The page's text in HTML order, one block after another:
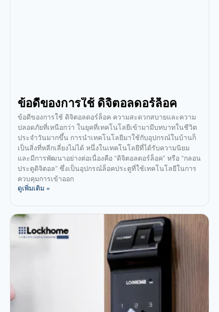
ข้อดีของการใช้ ดิจิตอลดอร์ล็อค
ข้อดีของการใช้ ดิจิตอลดอร์ล็อค ความสะดวกสบายและความ
ปลอดภัยที่เหนือกว่า ในยุคที่เทคโนโลยีเข้ามามีบทบาทในชีวิต
ประจำวันมากขึ้น การนำเทคโนโลยีมาใช้กับอุปกรณ์ในบ้านก็
เป็นสิ่งที่หลีกเลี่ยงไม่ได้ หนึ่งในเทคโนโลยีที่ได้รับความนิยม
และมีการพัฒนาอย่างต่อเนื่องคือ “ดิจิตอลดอร์ล็อค” หรือ “กลอน
ประตูดิจิตอล” ซึ่งเป็นอุปกรณ์ล็อคประตูที่ใช้เทคโนโลยีในการ
ควบคุมการเข้าออก
ดูเพิ่มเติม »